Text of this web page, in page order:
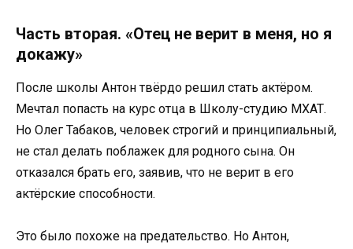
Часть вторая. «Отец не верит в меня, но я
докажу»
После школы Антон твёрдо решил стать актёром.
Мечтал попасть на курс отца в Школу-студию МХАТ.
Но Олег Табаков, человек строгий и принципиальный,
не стал делать поблажек для родного сына. Он
отказался брать его, заявив, что не верит в его
актёрские способности.
Это было похоже на предательство. Но Антон,